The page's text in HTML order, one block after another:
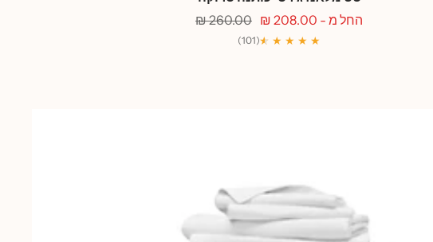
מחיר
החל מ - 208.00 ₪
מחיר
רגיל
260.00 ₪
★ ★ ★ ★
★
★
(101)